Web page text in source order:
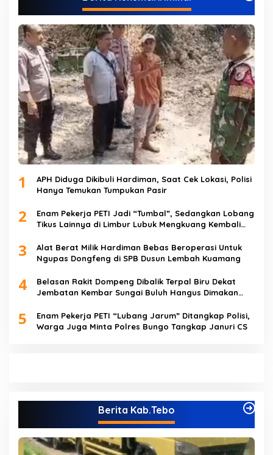
1
APH Diduga Dikibuli Hardiman, Saat Cek Lokasi, Polisi
Hanya Temukan Tumpukan Pasir
2
Enam Pekerja PETI Jadi “Tumbal”, Sedangkan Lobang
Tikus Lainnya di Limbur Lubuk Mengkuang Kembali
3
Alat Berat Milik Hardiman Bebas Beroperasi Untuk
Ngupas Dongfeng di SPB Dusun Lembah Kuamang
4
Belasan Rakit Dompeng Dibalik Terpal Biru Dekat
Jembatan Kembar Sungai Buluh Hangus Dimakan
5
Enam Pekerja PETI “Lubang Jarum” Ditangkap Polisi,
Warga Juga Minta Polres Bungo Tangkap Januri CS
Berita Kab.Tebo